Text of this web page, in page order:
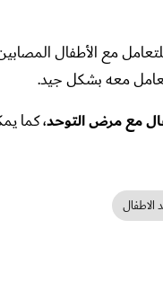
مع الأطفال
معه بشكل جيد.
مع مرض التوحد، كما
الاطفال